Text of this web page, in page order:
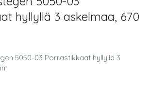
hyllyllä 3 askelmaa, 670
5050-03 Porrastikkaat hyllyllä 3